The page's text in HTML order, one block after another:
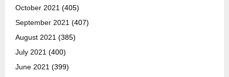
October 2021 (405)
September 2021 (407)
August 2021 (385)
July 2021 (400)
June 2021 (399)